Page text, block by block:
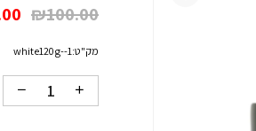
₪100.00
היה:
מק"ט:white120g--1